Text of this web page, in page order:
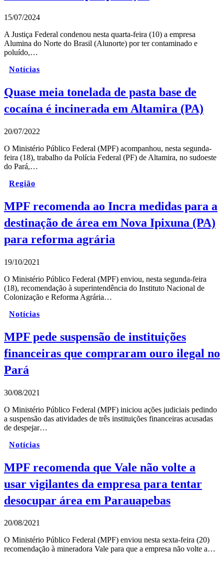
15/07/2024
A Justiça Federal condenou nesta quarta-feira (10) a empresa
Alumina do Norte do Brasil (Alunorte) por ter contaminado e
poluído,…
Notícias
Quase meia tonelada de pasta base de
cocaína é incinerada em Altamira (PA)
20/07/2022
O Ministério Público Federal (MPF) acompanhou, nesta segunda-
feira (18), trabalho da Polícia Federal (PF) de Altamira, no sudoeste
do Pará,…
Região
MPF recomenda ao Incra medidas para a
destinação de área em Nova Ipixuna (PA)
para reforma agrária
19/10/2021
O Ministério Público Federal (MPF) enviou, nesta segunda-feira
(18), recomendação à superintendência do Instituto Nacional de
Colonização e Reforma Agrária…
Notícias
MPF pede suspensão de instituições
financeiras que compraram ouro ilegal no
Pará
30/08/2021
O Ministério Público Federal (MPF) iniciou ações judiciais pedindo
a suspensão das atividades de três instituições financeiras acusadas
de despejar…
Notícias
MPF recomenda que Vale não volte a
usar vigilantes da empresa para tentar
desocupar área em Parauapebas
20/08/2021
O Ministério Público Federal (MPF) enviou nesta sexta-feira (20)
recomendação à mineradora Vale para que a empresa não volte a…